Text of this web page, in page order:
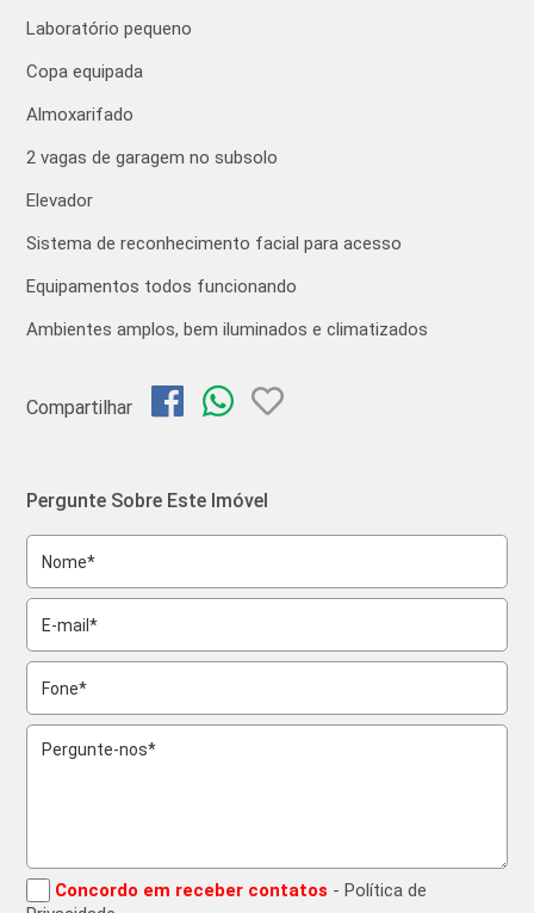
Laboratório pequeno
Copa equipada
Almoxarifado
2 vagas de garagem no subsolo
Elevador
Sistema de reconhecimento facial para acesso
Equipamentos todos funcionando
Ambientes amplos, bem iluminados e climatizados
Compartilhar
Pergunte Sobre Este Imóvel
Concordo em receber contatos - Política de